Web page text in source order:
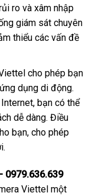
ro và xâm nhập
giám sát chuyên
thiểu các vấn đề
cho phép bạn
dụng di động.
bạn có thể
dễ dàng. Điều
bạn, cho phép
0979.636.639
Viettel một